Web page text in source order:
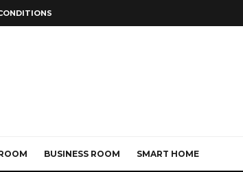
BUSINESS ROOM SMART HOME